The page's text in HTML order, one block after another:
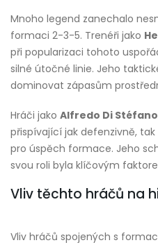
Mnoho legend zanechalo
formaci 2-3-5. Trenéři jako
při popularizaci tohoto
silné útočné linie. Jeho
dominovat zápasům
Hráči jako Alfredo Di Stéfano
přispívající jak defenzivně,
pro úspěch formace. Jeho
svou roli byla klíčovým
Vliv těchto hráčů na
Vliv hráčů spojených s